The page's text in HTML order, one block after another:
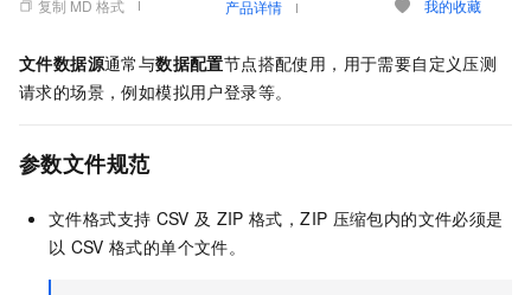
复制 MD 格式
产品详情 我的收藏
文件数据源通常与数据配置节点搭配使用，用于需要自定义压测
请求的场景，例如模拟用户登录等。
参数文件规范
文件格式支持 CSV 及 ZIP 格式，ZIP 压缩包内的文件必须是
以 CSV 格式的单个文件。